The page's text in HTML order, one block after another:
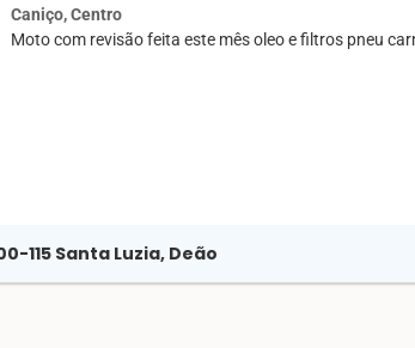
Caniço, Centro
Moto com revisão feita este mês oleo e filtros pneu
115 Santa Luzia, Deão